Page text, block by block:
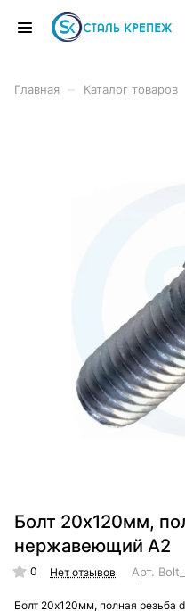
Главная Каталог товаров
Болт 20х120мм,
нержавеющий А2
0 Нет отзывов Арт.
Болт 20х120мм, полная резьба